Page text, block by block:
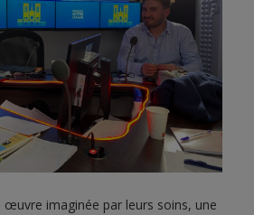
œuvre imaginée par leurs soins, une